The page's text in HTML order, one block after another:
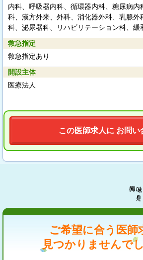
内科、呼吸器内科、循環器内科、糖尿病内
科、漢方外来、外科、消化器外科、乳腺
科、泌尿器科、リハビリテーション科、緩
救急指定
救急指定あり
開設主体
医療法人
この医師求人に お問い
ご希望に合う医師
見つかりませんで